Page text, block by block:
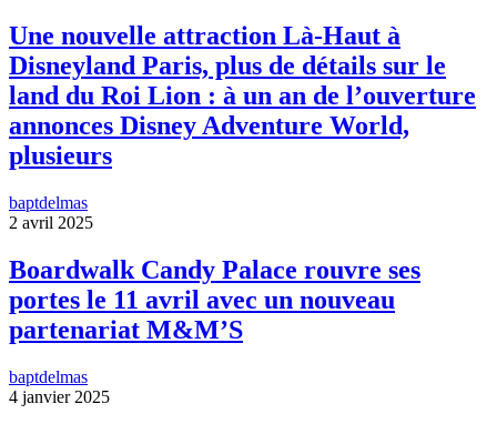
Une nouvelle attraction Là-Haut à
Disneyland Paris, plus de détails sur le
land du Roi Lion : à un an de l’ouverture
annonces Disney Adventure World,
plusieurs
baptdelmas
2 avril 2025
Boardwalk Candy Palace rouvre ses
portes le 11 avril avec un nouveau
partenariat M&M’S
baptdelmas
4 janvier 2025